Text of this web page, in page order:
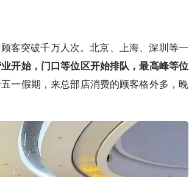
客突破千万人次。北京、上海、深圳等一
开始，门口等位区开始排队，最高峰等位
一假期，来总部店消费的顾客格外多，晚